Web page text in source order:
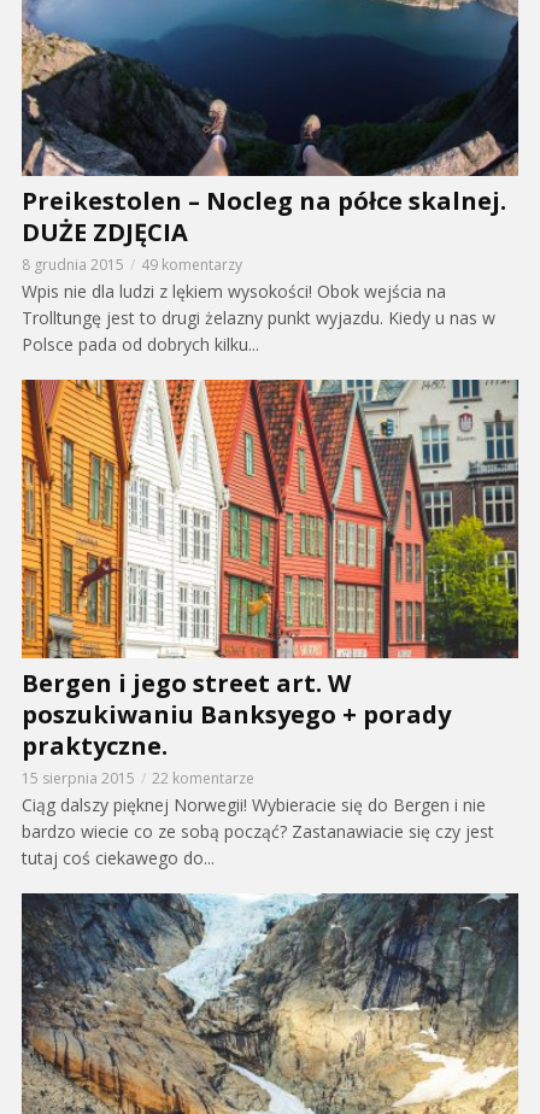
Preikestolen – Nocleg na półce skalnej.
DUŻE ZDJĘCIA
8 grudnia 2015 49 komentarzy
Wpis nie dla ludzi z lękiem wysokości! Obok wejścia na
Trolltungę jest to drugi żelazny punkt wyjazdu. Kiedy u nas w
Polsce pada od dobrych kilku...
Bergen i jego street art. W
poszukiwaniu Banksyego + porady
praktyczne.
15 sierpnia 2015 22 komentarze
Ciąg dalszy pięknej Norwegii! Wybieracie się do Bergen i nie
bardzo wiecie co ze sobą począć? Zastanawiacie się czy jest
tutaj coś ciekawego do...